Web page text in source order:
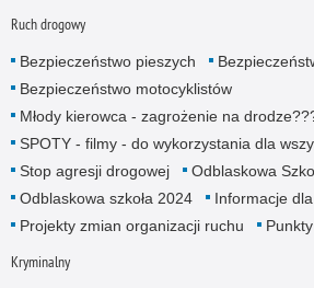
Ruch drogowy
Bezpieczeństwo pieszych
Bezpieczeństwo motocyklistów
Młody kierowca - zagrożenie na
SPOTY - filmy - do wykorzystania dla
Stop agresji drogowej
Odblaskowa
Odblaskowa szkoła 2024
Informacje
Projekty zmian organizacji ruchu
Kryminalny